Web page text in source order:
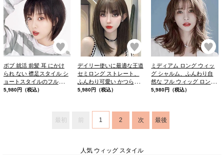
お気に入り
ボブ 就活 前髪 耳 にかけ
られ ない 襟足スタイル シ
ョートスタイルのフルウィ
ッグ
5,980円（税込）
お気に入り
デイリー使いに最適な王道
セミロング ストレート、
ふんわり可愛い かつら、
ふわっとした前髪
5,980円（税込）
お
ミディアム ロング ウィッ
グ シャルム、ふんわり自
然な フル ウィッグ ロング
がキープできる
5,980円（税込）
最初 前 1 2 次 最後
人気 ウィッグ スタイル